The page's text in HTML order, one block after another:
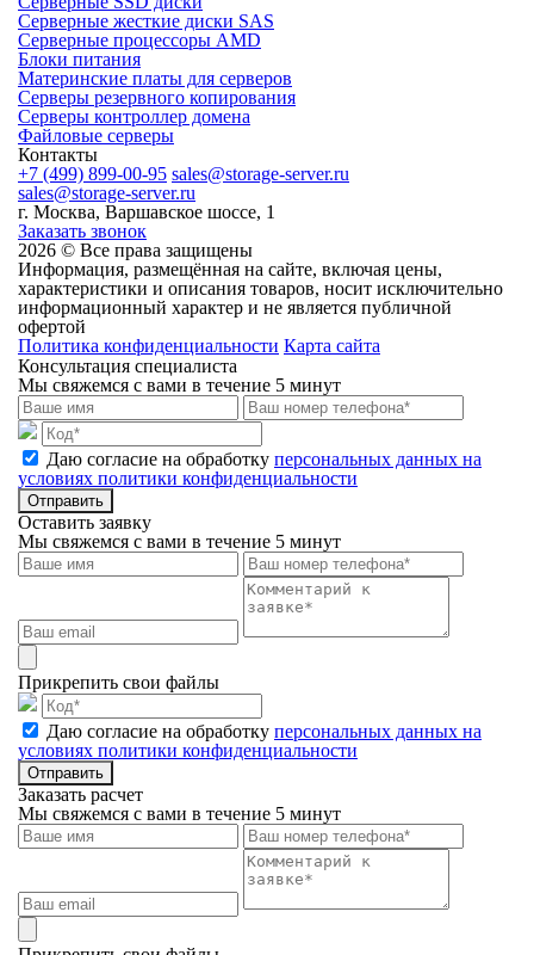
Cерверные жесткие диски SAS
Серверные процессоры AMD
Блоки питания
Материнские платы для серверов
Серверы резервного копирования
Серверы контроллер домена
Файловые серверы
Контакты
+7 (499) 899-00-95 sales@storage-server.ru
sales@storage-server.ru
г. Москва, Варшавское шоссе, 1
Заказать звонок
2026 © Все права защищены
Информация, размещённая на сайте, включая цены,
характеристики и описания товаров, носит исключительно
информационный характер и не является публичной
офертой
Политика конфиденциальности Карта сайта
Консультация специалиста
Мы свяжемся с вами в течение 5 минут
Даю согласие на обработку персональных данных на
условиях политики конфиденциальности
Отправить
Оставить заявку
Мы свяжемся с вами в течение 5 минут
Прикрепить свои файлы
Даю согласие на обработку персональных данных на
условиях политики конфиденциальности
Отправить
Заказать расчет
Мы свяжемся с вами в течение 5 минут